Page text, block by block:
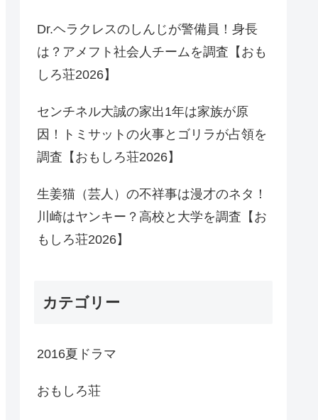
Dr.ヘラクレスのしんじが警備員！身長
は？アメフト社会人チームを調査【おも
しろ荘2026】
センチネル大誠の家出1年は家族が原
因！トミサットの火事とゴリラが占領を
調査【おもしろ荘2026】
生姜猫（芸人）の不祥事は漫才のネタ！
川崎はヤンキー？高校と大学を調査【お
もしろ荘2026】
カテゴリー
2016夏ドラマ
おもしろ荘